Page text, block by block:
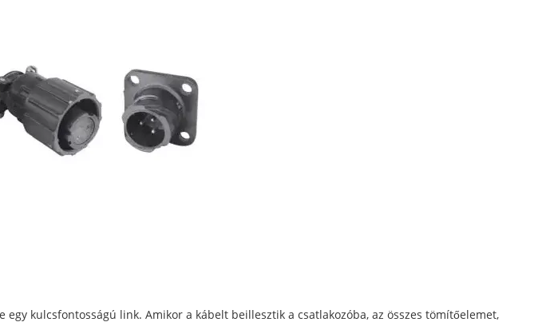
egy kulcsfontosságú link. Amikor a kábelt beillesztik a csatlakozóba, az összes tömítőelemet,